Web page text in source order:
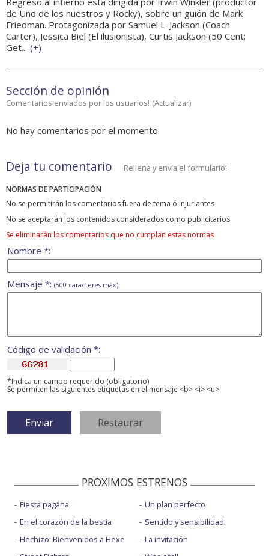
de Uno de los nuestros y Rocky), sobre un guión de Mark
Friedman. Protagonizada por Samuel L. Jackson (Coach
Carter), Jessica Biel (El ilusionista), Curtis Jackson (50 Cent;
Get... (+)
Sección de opinión
Comentarios enviados por los usuarios! (Actualizar)
No hay comentarios por el momento
Deja tu comentario Rellena y envía el formulario!
NORMAS DE PARTICIPACIÓN
No se permitirán los comentarios fuera de tema ó injuriantes
No se aceptarán los contenidos considerados como publicitarios
Se eliminarán los comentarios que no cumplan estas normas
Nombre *:
Mensaje *: (500 caracteres máx)
Código de validación *:
*Indica un campo requerido (obligatorio)
Se permiten las siguientes etiquetas en el mensaje <b> <i> <u>
PROXIMOS ESTRENOS
Fiesta pagäna
En el corazón de la bestia
Hechizo: Bienvenidos a Hexe
Un plan perfecto
Sentido y sensibilidad
La invitación